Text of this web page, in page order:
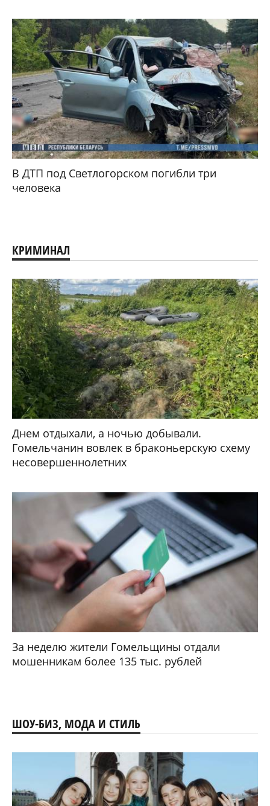
В ДТП под Светлогорском погибли три
человека
КРИМИНАЛ
Днем отдыхали, а ночью добывали.
Гомельчанин вовлек в браконьерскую схему
несовершеннолетних
За неделю жители Гомельщины отдали
мошенникам более 135 тыс. рублей
ШОУ-БИЗ, МОДА И СТИЛЬ